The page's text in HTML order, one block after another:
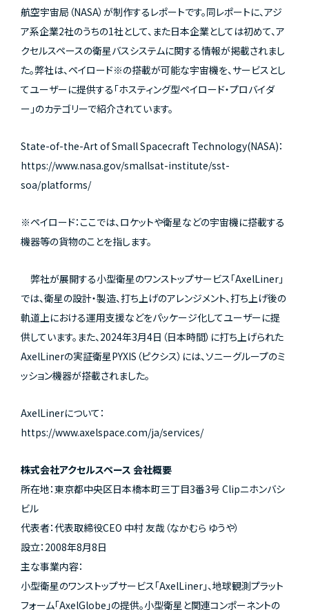
航空宇宙局（NASA）が制作するレポートです。同レポートに、アジ
ア系企業2社のうちの1社として、また日本企業としては初めて、ア
クセルスペースの衛星バスシステムに関する情報が掲載されまし
た。弊社は、ペイロード※の搭載が可能な宇宙機を、サービスとし
てユーザーに提供する「ホスティング型ペイロード・プロバイダ
ー」のカテゴリーで紹介されています。
State-of-the-Art of Small Spacecraft Technology(NASA)：
https://www.nasa.gov/smallsat-institute/sst-
soa/platforms/
※ペイロード：ここでは、ロケットや衛星などの宇宙機に搭載する
機器等の貨物のことを指します。
弊社が展開する小型衛星のワンストップサービス「AxelLiner」
では、衛星の設計・製造、打ち上げのアレンジメント、打ち上げ後の
軌道上における運用支援などをパッケージ化してユーザーに提
供しています。また、2024年3月4日（日本時間）に打ち上げられた
AxelLinerの実証衛星PYXIS（ピクシス）には、ソニーグループのミ
ッション機器が搭載されました。
AxelLinerについて：
https://www.axelspace.com/ja/services/
株式会社アクセルスペース 会社概要
所在地：東京都中央区日本橋本町三丁目3番3号 Clipニホンバシ
ビル
代表者：代表取締役CEO 中村 友哉（なかむら ゆうや）
設立：2008年8月8日
主な事業内容：
小型衛星のワンストップサービス「AxelLiner」、地球観測プラット
フォーム「AxelGlobe」の提供。小型衛星と関連コンポーネントの